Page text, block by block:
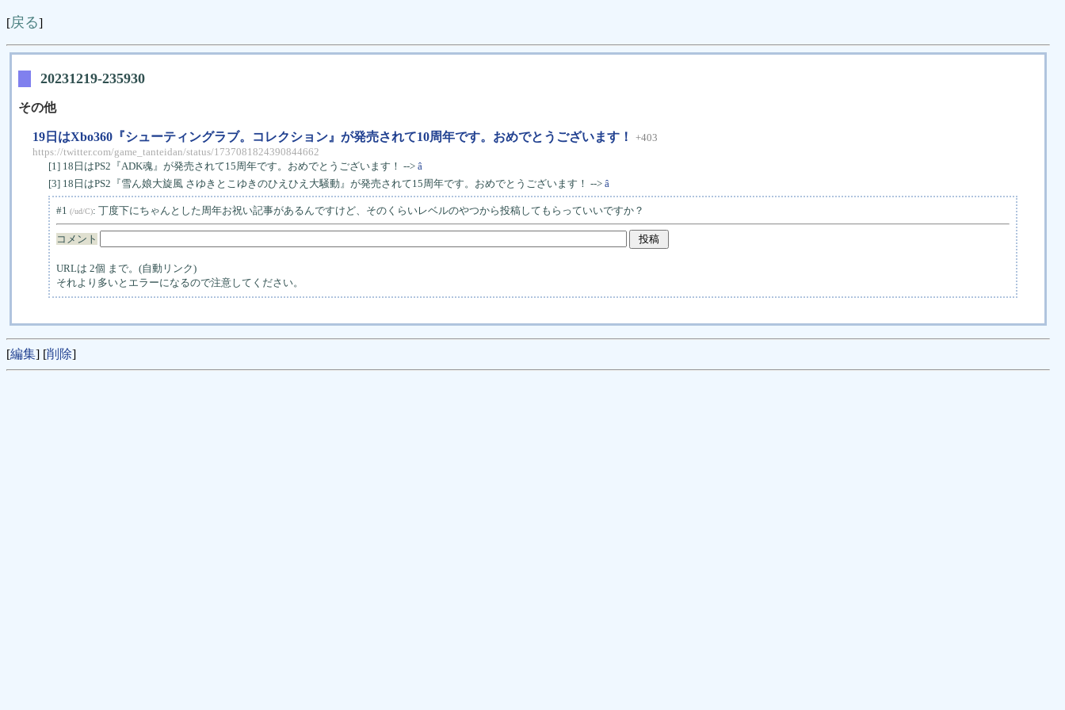
[戻る]
20231219-235930
その他
19日はXbo360『シューティングラブ。コレクション』が発売されて10周年です。おめでとうございます！
+403
https://twitter.com/game_tanteidan/status/1737081824390844662
[1] 18日はPS2『ADK魂』が発売されて15周年です。おめでとうございます！ --> â
[3] 18日はPS2『雪ん娘大旋風 さゆきとこゆきのひえひえ大騒動』が発売されて15周年です。おめでとうございます！ --> â
#1 (/ud/C): 丁度下にちゃんとした周年お祝い記事があるんですけど、そのくらいレベルのやつから投稿してもらっていいですか？
コメント
URLは 2個 まで。(自動リンク)
それより多いとエラーになるので注意してください。
[編集] [削除]